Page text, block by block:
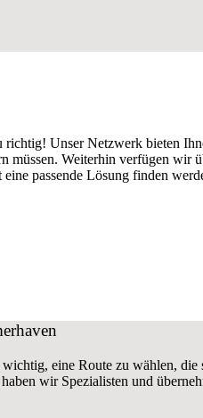
richtig! Unser Netzwerk bieten
müssen. Weiterhin verfügen wir
passende Lösung finden
wichtig, eine Route zu wählen, die
wir Spezialisten und